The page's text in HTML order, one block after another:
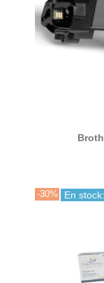
-30% En